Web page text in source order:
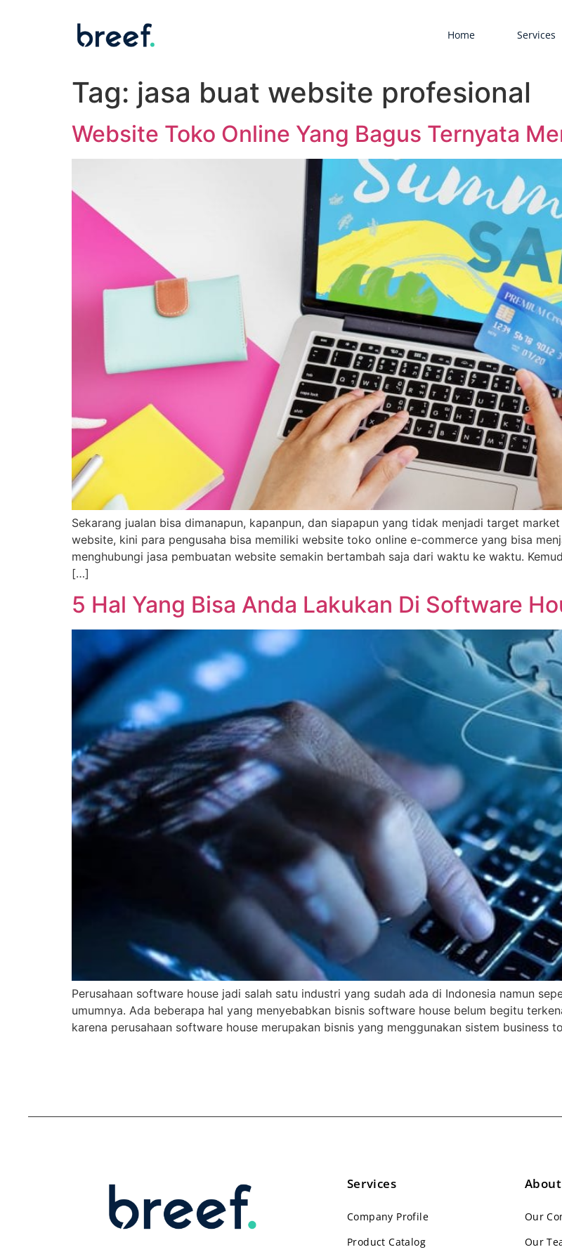
Home Services
Tag: jasa buat website profesional
Website Toko Online Yang Bagus Ternyata
Sekarang jualan bisa dimanapun, kapanpun, dan siapapun yang tidak menjadi target
website, kini para pengusaha bisa memiliki website toko online e-commerce yang bisa
menghubungi jasa pembuatan website semakin bertambah saja dari waktu ke waktu.
[…]
5 Hal Yang Bisa Anda Lakukan Di Software
Perusahaan software house jadi salah satu industri yang sudah ada di Indonesia namun
umumnya. Ada beberapa hal yang menyebabkan bisnis software house belum begitu
karena perusahaan software house merupakan bisnis yang menggunakan sistem business
Services
Company Profile
Product Catalog
About
Our
Our